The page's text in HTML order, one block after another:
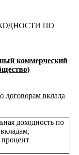
ПО
коммерческий
договорам вклада
доходность по
вкладам,
процент